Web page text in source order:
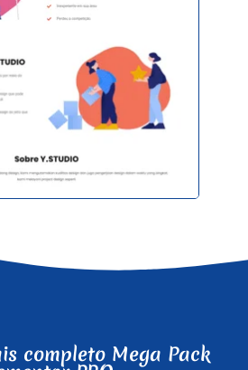
completo Mega Pack